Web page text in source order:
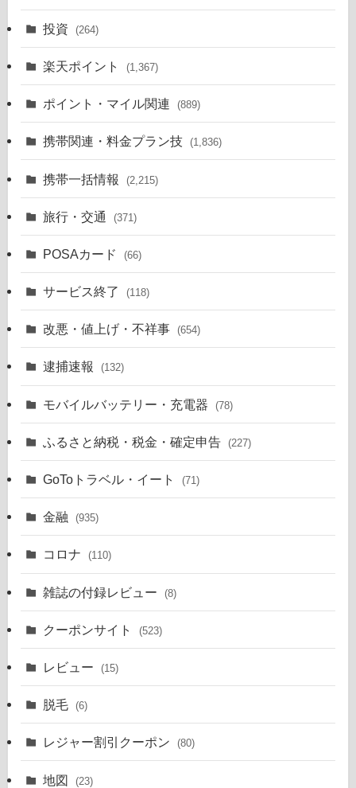
投資 (264)
楽天ポイント (1,367)
ポイント・マイル関連 (889)
携帯関連・料金プラン技 (1,836)
携帯一括情報 (2,215)
旅行・交通 (371)
POSAカード (66)
サービス終了 (118)
改悪・値上げ・不祥事 (654)
逮捕速報 (132)
モバイルバッテリー・充電器 (78)
ふるさと納税・税金・確定申告 (227)
GoToトラベル・イート (71)
金融 (935)
コロナ (110)
雑誌の付録レビュー (8)
クーポンサイト (523)
レビュー (15)
脱毛 (6)
レジャー割引クーポン (80)
地図 (23)